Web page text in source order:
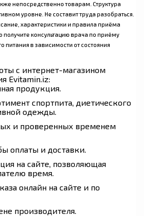
непосредственно товарам. Структура
уровне. Не составит труда разобраться.
характеристики и правила приёма
получите консультацию врача по приёму
питания в зависимости от состояния
с интернет-магазином
Evitamin.iz:
продукция.
спортпита, диетического
одежды.
и проверенных временем
оплаты и доставки.
на сайте, позволяющая
время.
онлайн на сайте и по
производителя.